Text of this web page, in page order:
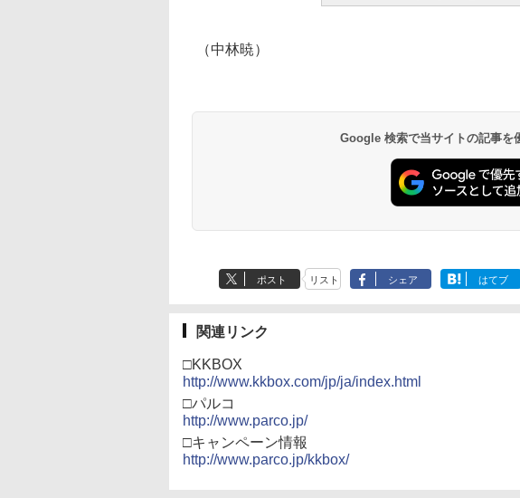
（中林暁）
Google 検索で当サイトの記事を
ポスト リスト シェア はてブ
関連リンク
□KKBOX
http://www.kkbox.com/jp/ja/index.html
□パルコ
http://www.parco.jp/
□キャンペーン情報
http://www.parco.jp/kkbox/